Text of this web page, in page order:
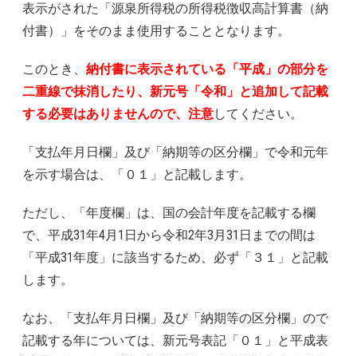
表示がされた「源泉所得税の所得税徴収高計算書（納
付書）」をそのまま使用することとなります。
このとき、 納付書に表示されている「平成」の部分を
二重線で抹消したり、新元号「令和」と追加して記載
する必要はありませんので、注意してください。
「支払年月日欄」及び「納期等の区分欄」で令和元年
を示す場合は、「０１」と記載します。
ただし、「年度欄」は、国の会計年度を記載する欄
で、平成31年4月1日から令和2年3月31日までの間は
「平成31年度」に該当するため、必ず「３１」と記載
します。
なお、「支払年月日欄」及び「納期等の区分欄」ので
記載する年については、新元号表記「０１」と平成表